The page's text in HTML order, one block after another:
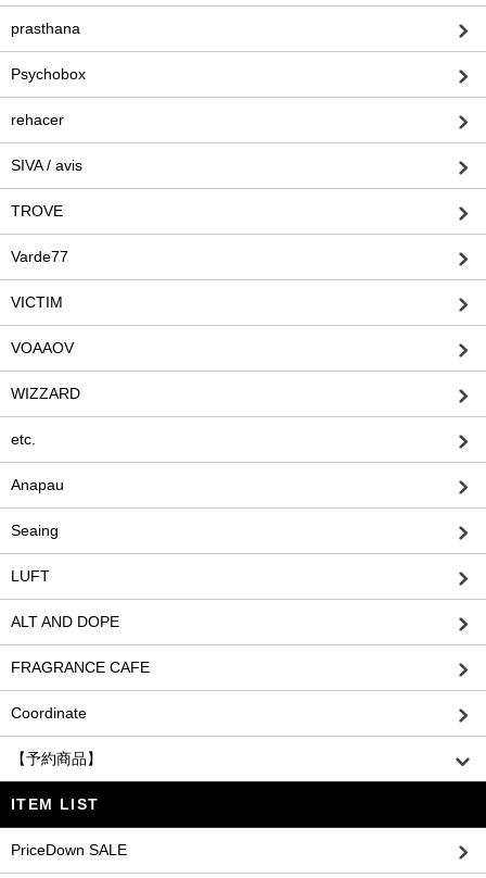
prasthana
Psychobox
rehacer
SIVA / avis
TROVE
Varde77
VICTIM
VOAAOV
WIZZARD
etc.
Anapau
Seaing
LUFT
ALT AND DOPE
FRAGRANCE CAFE
Coordinate
【予約商品】
ITEM LIST
PriceDown SALE